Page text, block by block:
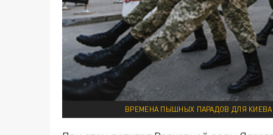
ВРЕМЕНА ПЫШНЫХ ПАРАДОВ ДЛЯ КИЕВА